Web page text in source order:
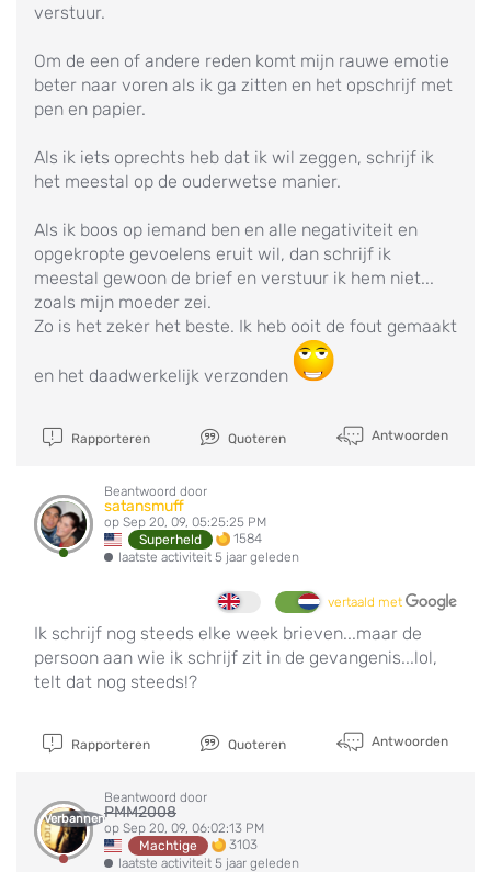
verstuur.
Om de een of andere reden komt mijn rauwe emotie
beter naar voren als ik ga zitten en het opschrijf met
pen en papier.
Als ik iets oprechts heb dat ik wil zeggen, schrijf ik
het meestal op de ouderwetse manier.
Als ik boos op iemand ben en alle negativiteit en
opgekropte gevoelens eruit wil, dan schrijf ik
meestal gewoon de brief en verstuur ik hem niet...
zoals mijn moeder zei.
Zo is het zeker het beste. Ik heb ooit de fout gemaakt
en het daadwerkelijk verzonden
Rapporteren Quoteren Antwoorden
Beantwoord door
satansmuff
op Sep 20, 09, 05:25:25 PM
Superheld
1584
laatste activiteit 5 jaar geleden
vertaald met
Ik schrijf nog steeds elke week brieven...maar de
persoon aan wie ik schrijf zit in de gevangenis...lol,
telt dat nog steeds!?
Rapporteren Quoteren Antwoorden
Verbannen
Beantwoord door
PMM2008
op Sep 20, 09, 06:02:13 PM
Machtige
3103
laatste activiteit 5 jaar geleden